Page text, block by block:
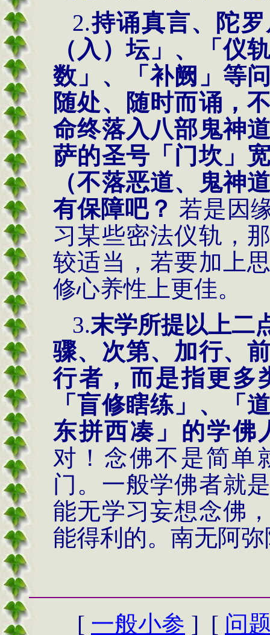
2.持诵真言、陀
（入）坛」、「仪
数」、「补阙」等
随处、随时而诵，
命终落入八部鬼神
萨的圣号「门坎」
（不落恶道、鬼神
有保障吧？ 若是因
习某些密法仪轨，
较适当，若要加上
修心养性上更佳。
3.末学所提以上二
骤、次第、加行、
行者，而是指更多
「盲修瞎练」、「
东拼西凑」的学佛
对！念佛不是简单
门。一般学佛者就
能无学习妄想念佛
能得利的。南无阿
[ 一般小参 ] [ 问